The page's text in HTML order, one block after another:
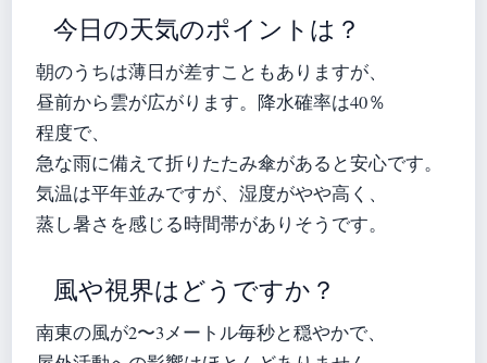
今日の天気のポイントは？
朝のうちは薄日が差すこともありますが、
昼前から雲が広がります。降水確率は40％
程度で、
急な雨に備えて折りたたみ傘があると安心です。
気温は平年並みですが、湿度がやや高く、
蒸し暑さを感じる時間帯がありそうです。
風や視界はどうですか？
南東の風が2〜3メートル毎秒と穏やかで、